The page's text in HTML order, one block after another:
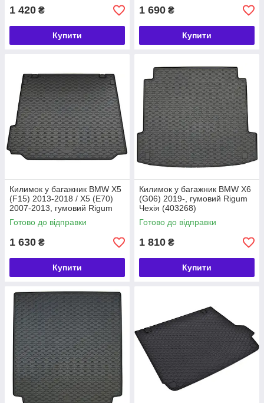
1 420 ₴
Купити
1 690 ₴
Купити
Килимок у багажник BMW X5
(F15) 2013-2018 / X5 (E70)
2007-2013, гумовий Rigum
Чехія (403022)
Готово до відправки
1 630 ₴
Купити
Килимок у багажник BMW X6
(G06) 2019-, гумовий Rigum
Чехія (403268)
Готово до відправки
1 810 ₴
Купити